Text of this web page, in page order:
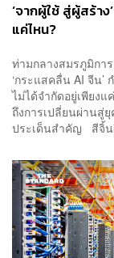
‘จากผู้ใช้ สู่ผู้สร้า
แค่ไหน?
ท่ามกลางสมรภูมิกา
‘กระแสคลื่น AI จีน
ไม่ได้จำกัดอยู่เพียง
ถึงการเปลี่ยนผ่านสู่ยุ
ประเด็นสำคัญ สีจิ้นผิ